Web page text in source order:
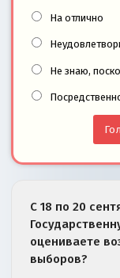
На отлично
Не знаю,
С 18 по 20
оцениваете
выборов?